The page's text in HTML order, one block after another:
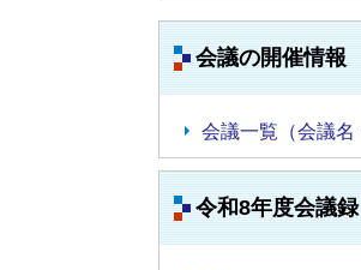
会議の開催情報
会議一覧（会議名
令和8年度会議録